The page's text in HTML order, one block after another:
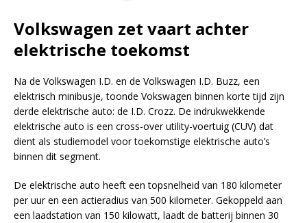
Volkswagen zet vaart achter
elektrische toekomst
Na de Volkswagen I.D. en de Volkswagen I.D. Buzz, een
elektrisch minibusje, toonde Vokswagen binnen korte tijd zijn
derde elektrische auto: de I.D. Crozz. De indrukwekkende
elektrische auto is een cross-over utility-voertuig (CUV) dat
dient als studiemodel voor toekomstige elektrische auto’s
binnen dit segment.
De elektrische auto heeft een topsnelheid van 180 kilometer
per uur en een actieradius van 500 kilometer. Gekoppeld aan
een laadstation van 150 kilowatt, laadt de batterij binnen 30